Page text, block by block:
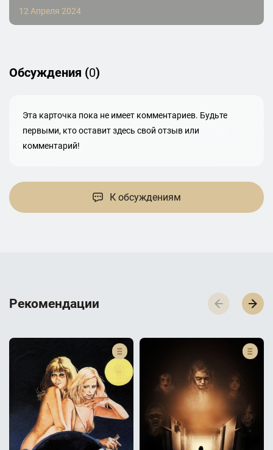
12 Апреля 2024
Обсуждения (0)
Эта карточка пока не имеет комментариев. Будьте
первыми, кто оставит здесь свой отзыв или
комментарий!
К обсуждениям
Р­­­е­­­к­­­о­­­м­­­е­­­н­­­д­­­а­­­ц­­­и­­­и